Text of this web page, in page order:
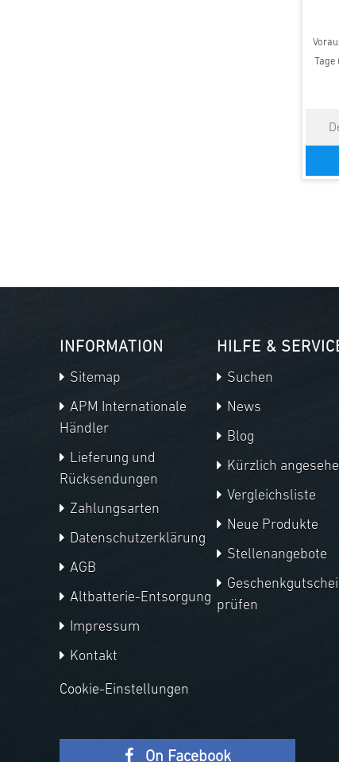
Tage
INFORMATION
Sitemap
APM Internationale
Händler
Lieferung und
Rücksendungen
Zahlungsarten
Datenschutzerklärung
AGB
Altbatterie-Entsorgung
Impressum
Kontakt
HILFE &
Suchen
News
Blog
Kürzlich
Vergleichsliste
Neue Produkte
Stellenangebote
prüfen
Cookie-Einstellungen
On Facebook